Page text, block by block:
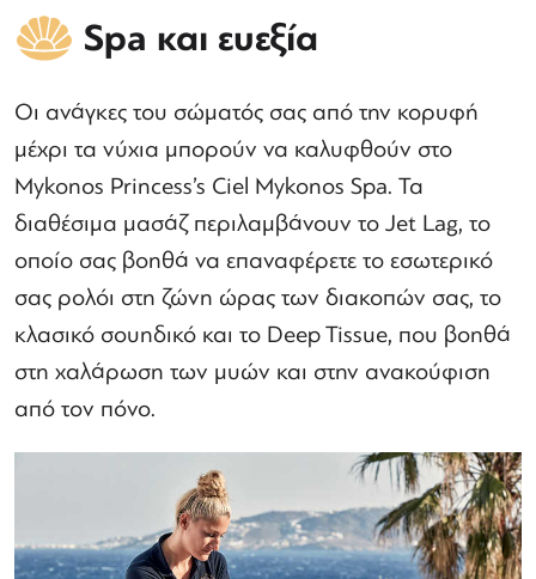
Spa και ευεξία
Οι ανάγκες του σώματός σας από την κορυφή
μέχρι τα νύχια μπορούν να καλυφθούν στο
Mykonos Princess’s Ciel Mykonos Spa. Τα
διαθέσιμα μασάζ περιλαμβάνουν το Jet Lag, το
οποίο σας βοηθά να επαναφέρετε το εσωτερικό
σας ρολόι στη ζώνη ώρας των διακοπών σας, το
κλασικό σουηδικό και το Deep Tissue, που βοηθά
στη χαλάρωση των μυών και στην ανακούφιση
από τον πόνο.